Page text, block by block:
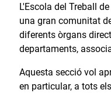
L'Escola del Treball
una gran comunitat
diferents òrgans
departaments,
Aquesta secció vol
en particular, a tots